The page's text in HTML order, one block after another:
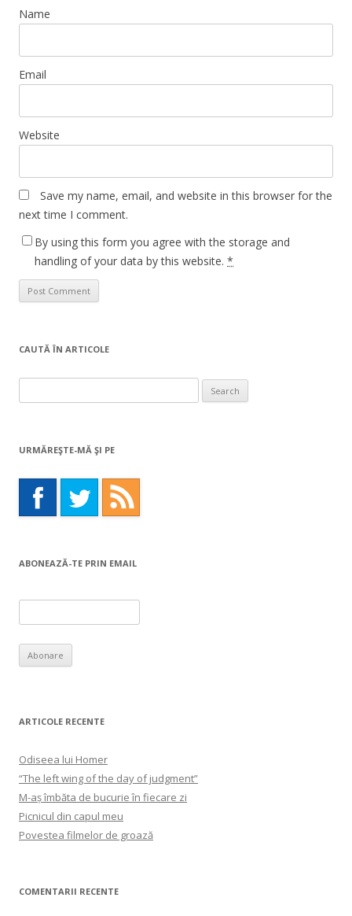
Name
Email
Website
Save my name, email, and website in this browser for the
next time I comment.
By using this form you agree with the storage and
handling of your data by this website. *
CAUTĂ ÎN ARTICOLE
for:
URMĂREŞTE-MĂ ŞI PE
ABONEAZĂ-TE PRIN EMAIL
ARTICOLE RECENTE
Odiseea lui Homer
“The left wing of the day of judgment”
M-aș îmbăta de bucurie în fiecare zi
Picnicul din capul meu
Povestea filmelor de groază
COMENTARII RECENTE